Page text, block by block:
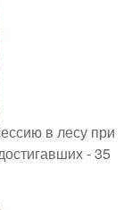
в лесу при
- 35